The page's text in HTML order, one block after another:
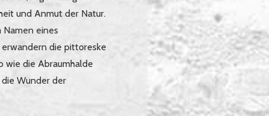
und Anmut der Natur.
Namen eines
die pittoreske
wie die Abraumhalde
Wunder der